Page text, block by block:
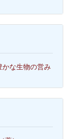
かな生物の営み